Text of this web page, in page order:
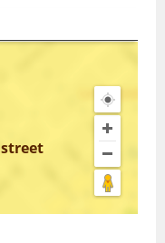
street